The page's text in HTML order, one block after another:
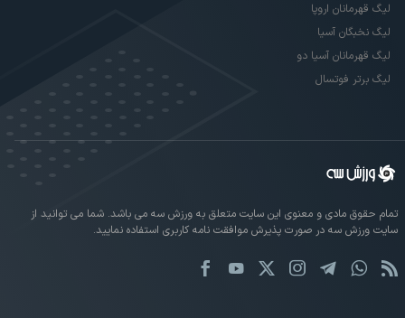
لیگ قهرمانان اروپا
لیگ نخبگان آسیا
لیگ قهرمانان آسیا دو
لیگ برتر فوتسال
تمام حقوق مادی و معنوی این سایت متعلق به ورزش سه می باشد. شما می توانید از
سایت ورزش سه در صورت پذیرش موافقت نامه کاربری استفاده نمایید.